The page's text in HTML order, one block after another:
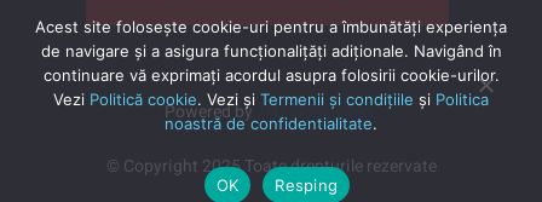
Powered by TNT Computers
© Copyright 2025 Toate drepturile rezervate
Acest site folosește cookie-uri pentru a îmbunătăți experiența
de navigare și a asigura funcționalițăți adiționale. Navigând în
continuare vă exprimaţi acordul asupra folosirii cookie-urilor.
Vezi Politică cookie. Vezi și Termenii și condițiile și Politica
noastră de confidentialitate.
OK Resping